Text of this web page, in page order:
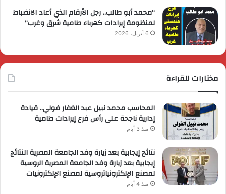
“محمد أبو طالب.. رجل الأرقام الذي أعاد الانضباط
لمنظومة إيرادات كهرباء طامية شرق وغرب”
6 أبريل، 2026
مختارات للقراءة
المحاسب محمد نبيل عبد الغفار فولي.. قيادة
إدارية ناجحة على رأس فرع إيرادات طامية
منذ 3 أيام
نتائج إيجابية بعد زيارة وفد الجامعة المصرية النتائج
إيجابية بعد زيارة وفد الجامعة المصرية الروسية
لمصنع الإلكترونياتروسية لمصنع الإلكترونيات
منذ 4 أيام